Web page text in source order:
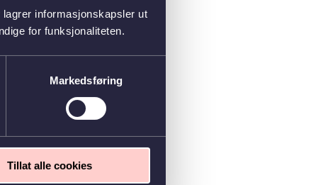
informasjonskapsler ut
for funksjonaliteten.
Markedsføring
Tillat alle cookies